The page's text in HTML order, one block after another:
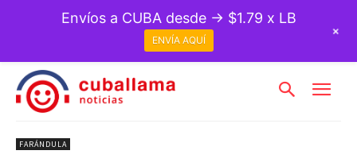
FARÁNDULA
Envíos a CUBA desde → $1.79 x LB
ENVÍA AQUÍ
+